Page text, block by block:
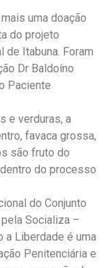
uma doação
do projeto
de Itabuna. Foram
Dr Baldoíno
Paciente
e verduras, a
favaca grossa,
são fruto do
do processo
do Conjunto
Socializa –
a Liberdade é uma
Penitenciária e